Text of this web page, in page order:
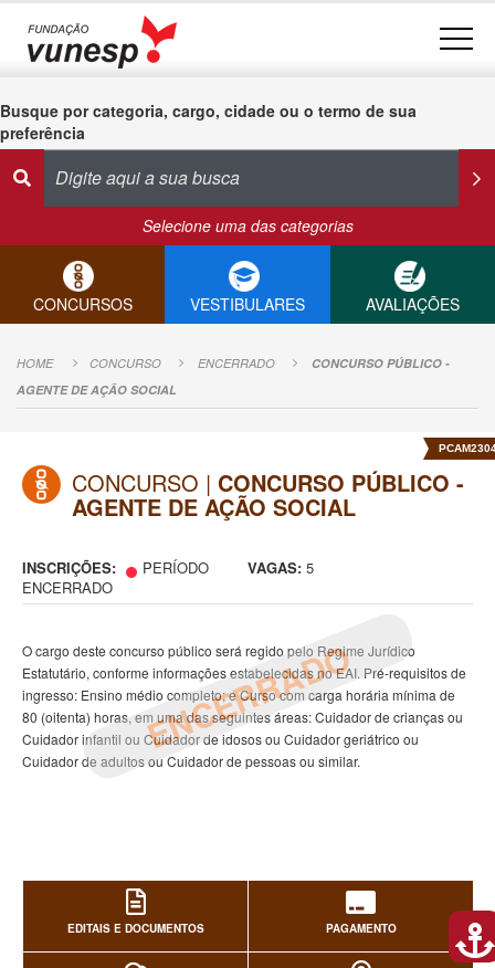
Busque por categoria, cargo, cidade ou o termo de sua
preferência
Selecione uma das categorias
CONCURSOS VESTIBULARES AVALIAÇÕES
HOME CONCURSO ENCERRADO
CONCURSO PÚBLICO -
AGENTE DE AÇÃO SOCIAL
CONCURSO | CONCURSO PÚBLICO -
AGENTE DE AÇÃO SOCIAL
INSCRIÇÕES:
PERÍODO
ENCERRADO
VAGAS: 5
ENCERRADO
O cargo deste concurso público será regido pelo Regime Jurídico
Estatutário, conforme informações estabelecidas no EAI. Pré-requisitos de
ingresso: Ensino médio completo; e Curso com carga horária mínima de
80 (oitenta) horas, em uma das seguintes áreas: Cuidador de crianças ou
Cuidador infantil ou Cuidador de idosos ou Cuidador geriátrico ou
Cuidador de adultos ou Cuidador de pessoas ou similar.
EDITAIS E DOCUMENTOS PAGAMENTO